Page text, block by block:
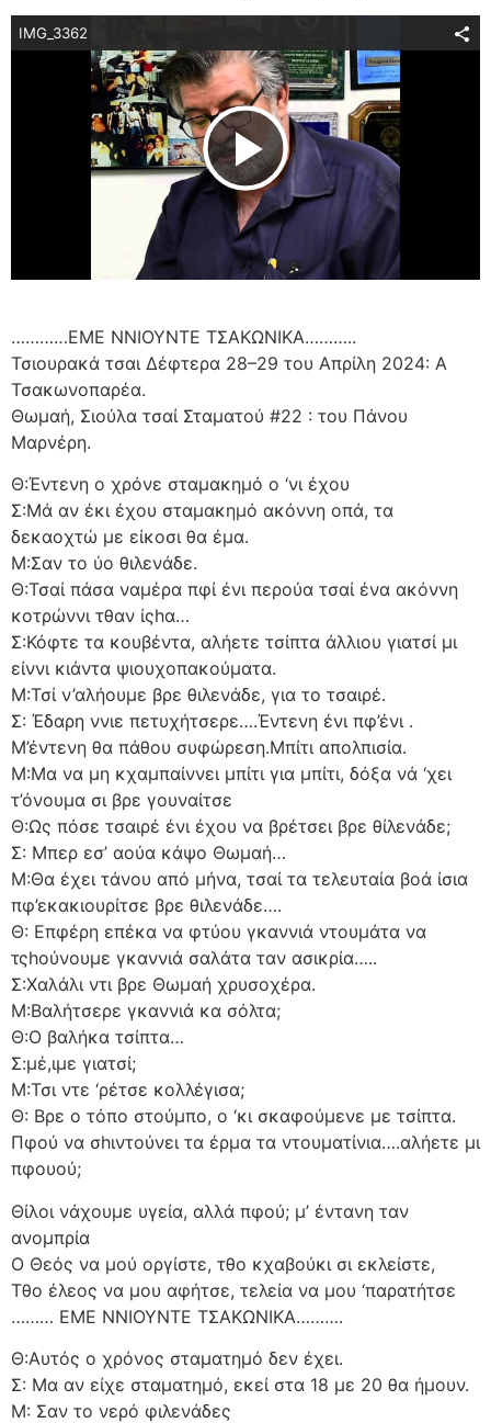
IMG_3362
Play Video
…………ΕΜΕ ΝΝΙΟΥΝΤΕ ΤΣΑΚΩΝΙΚΑ………..
Τσιουρακά τσαι Δέφτερα 28–29 του Απρίλη 2024: Α
Τσακωνοπαρέα.
Θωμαή, Σιούλα τσαί Σταματού #22 : του Πάνου
Μαρνέρη.
Θ:Έντενη ο χρόνε σταμακημό ο ‘νι έχου
Σ:Μά αν έκι έχου σταμακημό ακόννη οπά, τα
δεκαοχτώ με είκοσι θα έμα.
Μ:Σαν το ύο θιλενάδε.
Θ:Τσαί πάσα ναμέρα πφί ένι περούα τσαί ένα ακόννη
κοτρώννι τθαν ίςhα…
Σ:Κόφτε τα κουβέντα, αλήετε τσίπτα άλλιου γιατσί μι
είννι κιάντα ψιουχοπακούματα.
Μ:Τσί ν’αλήουμε βρε θιλενάδε, για το τσαιρέ.
Σ: Έδαρη ννιε πετυχήτσερε….Έντενη ένι πφ’ένι .
Μ’έντενη θα πάθου συφώρεση.Μπίτι απολπισία.
Μ:Μα να μη κχαμπαίννει μπίτι για μπίτι, δόξα νά ‘χει
τ’όνουμα σι βρε γουναίτσε
Θ:Ως πόσε τσαιρέ ένι έχου να βρέτσει βρε θίλενάδε;
Σ: Μπερ εσ’ αούα κάψο Θωμαή…
Μ:Θα έχει τάνου από μήνα, τσαί τα τελευταία βοά ίσια
πφ’εκακιουρίτσε βρε θιλενάδε….
Θ: Επφέρη επέκα να φτύου γκαννιά ντουμάτα να
τςhούνουμε γκαννιά σαλάτα ταν ασικρία…..
Σ:Χαλάλι ντι βρε Θωμαή χρυσοχέρα.
Μ:Βαλήτσερε γκαννιά κα σόλτα;
Θ:Ο βαλήκα τσίπτα…
Σ:μέ,ιμε γιατσί;
Μ:Τσι ντε ‘ρέτσε κολλέγισα;
Θ: Βρε ο τόπο στούμπο, ο ‘κι σκαφούμενε με τσίπτα.
Πφού να σhιντούνει τα έρμα τα ντουματίνια….αλήετε μι
πφουού;
Θίλοι νάχουμε υγεία, αλλά πφού; μ’ έντανη ταν
ανομπρία
Ο Θεός να μού οργίστε, τθο κχαβούκι σι εκλείστε,
Τθο έλεος να μου αφήτσε, τελεία να μου ‘παρατήτσε
……… ΕΜΕ ΝΝΙΟΥΝΤΕ ΤΣΑΚΩΝΙΚΑ……….
Θ:Αυτός ο χρόνος σταματημό δεν έχει.
Σ: Μα αν είχε σταματημό, εκεί στα 18 με 20 θα ήμουν.
Μ: Σαν το νερό φιλενάδες